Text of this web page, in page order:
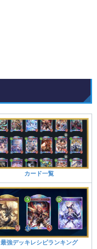
カード一覧
最強デッキレシピランキング